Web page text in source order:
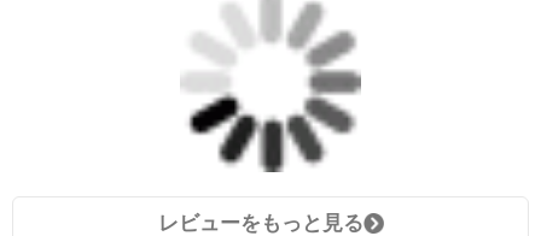
レビューをもっと見る